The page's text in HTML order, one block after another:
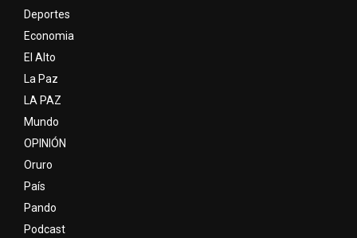
Deportes
Economia
El Alto
La Paz
LA PAZ
Mundo
OPINIÓN
Oruro
País
Pando
Podcast